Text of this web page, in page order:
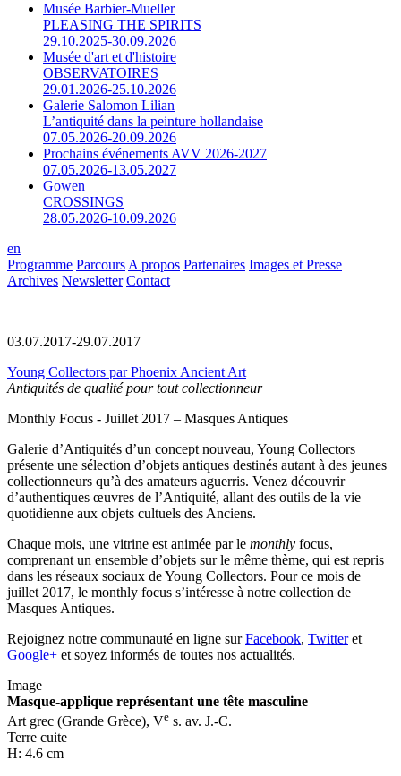
Musée Barbier-Mueller
PLEASING THE SPIRITS
29.10.2025-30.09.2026
Musée d'art et d'histoire
OBSERVATOIRES
29.01.2026-25.10.2026
Galerie Salomon Lilian
L’antiquité dans la peinture hollandaise
07.05.2026-20.09.2026
Prochains événements AVV 2026-2027
07.05.2026-13.05.2027
Gowen
CROSSINGS
28.05.2026-10.09.2026
en
Programme Parcours A propos Partenaires Images et Presse
Archives Newsletter Contact
03.07.2017-29.07.2017
Young Collectors par Phoenix Ancient Art
Antiquités de qualité pour tout collectionneur
Monthly Focus - Juillet 2017 – Masques Antiques
Galerie d’Antiquités d’un concept nouveau, Young Collectors
présente une sélection d’objets antiques destinés autant à des jeunes
collectionneurs qu’à des amateurs aguerris. Venez découvrir
d’authentiques œuvres de l’Antiquité, allant des outils de la vie
quotidienne aux objets cultuels des Anciens.
Chaque mois, une vitrine est animée par le monthly focus,
comprenant un ensemble d’objets sur le même thème, qui est repris
dans les réseaux sociaux de Young Collectors. Pour ce mois de
juillet 2017, le monthly focus s’intéresse à notre collection de
Masques Antiques.
Rejoignez notre communauté en ligne surFacebook, Twitteret
Google+ et soyez informés de toutes nos actualités.
Image
Masque-applique représentant une tête masculine
Art grec (Grande Grèce), Ve s. av. J.-C.
Terre cuite
H: 4.6 cm